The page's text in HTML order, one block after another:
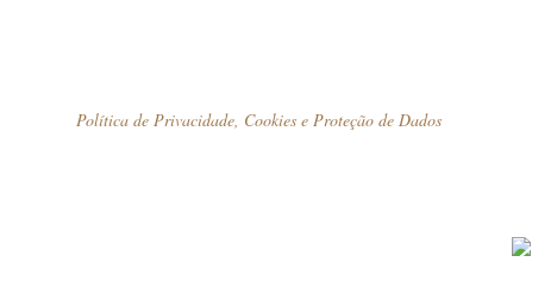
Política de Privacidade, Cookies e Proteção de Dados